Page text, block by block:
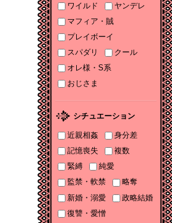
2025/10/06
2025年10月刊電子書籍
配信のお知らせ
2025/09/03
2025年９月刊電子書籍
配信のお知らせ
2025/08/05
2025年８月刊電子書籍
2025/07/03
配信のお知らせ
2025/06/19
配信のお知らせ
ワイルド
ヤンデレ
マフィア・賊
プレイボーイ
スパダリ
クール
オレ様・S系
おじさま
シチュエーション
近親相姦
身分差
記憶喪失
複数
緊縛
純愛
監禁・軟禁
略奪
新婚・溺愛
政略結婚
復讐・愛憎